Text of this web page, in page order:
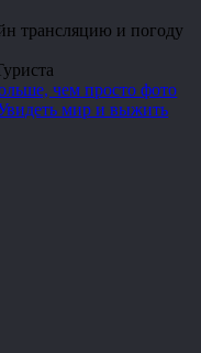
трансляцию и погоду
чем просто фото
мир и выжить